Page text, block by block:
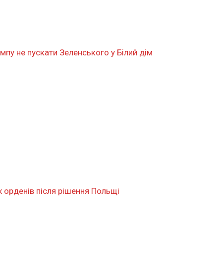
не пускати Зеленського у Білий дім
після рішення Польщі